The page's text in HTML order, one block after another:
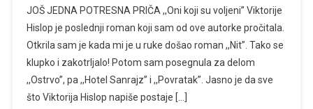
KNJIGE
–
,,ONI
KOJI
SU
VOLJENI”
JOŠ JEDNA POTRESNA PRIČA ,,Oni koji su voljeni” Viktorije
Hislop je poslednji roman koji sam od ove autorke pročitala.
Otkrila sam je kada mi je u ruke došao roman ,,Nit”. Tako se
klupko i zakotrljalo! Potom sam posegnula za delom
,,Ostrvo”, pa ,,Hotel Sanrajz” i ,,Povratak”. Jasno je da sve
što Viktorija Hislop napiše postaje […]